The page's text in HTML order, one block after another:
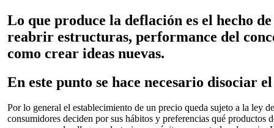
Lo que produce la deflación es el hecho
reabrir estructuras, performance del
como crear ideas nuevas.
En este punto se hace necesario disociar
Por lo general el establecimiento de un precio queda sujeto a la ley
consumidores deciden por sus hábitos y preferencias qué productos